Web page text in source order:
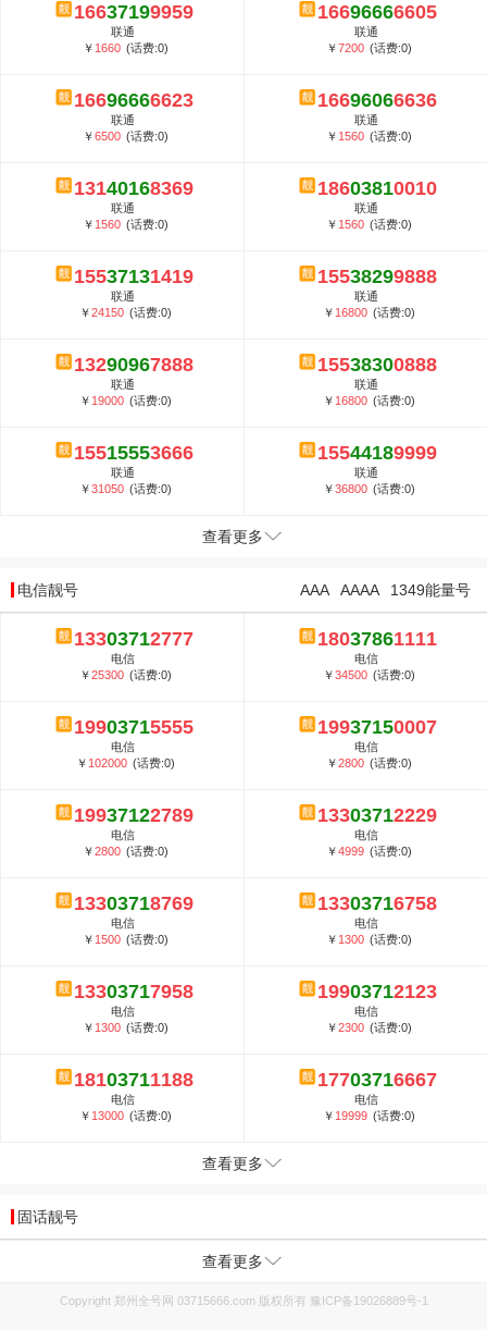
16637199959
联通
￥ 1660 (话费:0)
16696666605
联通
￥7200 (话费:0)
16696666623
联通
￥6500 (话费:0)
16696066636
联通
￥ 1560 (话费:0)
13140168369
联通
￥ 1560 (话费:0)
18603810010
联通
￥ 1560 (话费:0)
15537131419
联通
￥24150 (话费:0)
15538299888
联通
￥ 16800 (话费:0)
13290967888
联通
￥ 19000 (话费:0)
15538300888
联通
￥ 16800 (话费:0)
15515553666
联通
￥31050 (话费:0)
15544189999
联通
￥36800 (话费:0)
查看更多
电信靓号 1349能量号
AAAA
AAA
13303712777
电信
￥25300 (话费:0)
18037861111
电信
￥34500 (话费:0)
19903715555
电信
￥ 102000 (话费:0)
19937150007
电信
￥2800 (话费:0)
19937122789
电信
￥2800 (话费:0)
13303712229
电信
￥4999 (话费:0)
13303718769
电信
￥ 1500 (话费:0)
13303716758
电信
￥ 1300 (话费:0)
13303717958
电信
￥ 1300 (话费:0)
19903712123
电信
￥2300 (话费:0)
18103711188
电信
￥ 13000 (话费:0)
17703716667
电信
￥ 19999 (话费:0)
查看更多
固话靓号
查看更多
Copyright 郑州全号网 03715666.com 版权所有 豫ICP备19026889号-1